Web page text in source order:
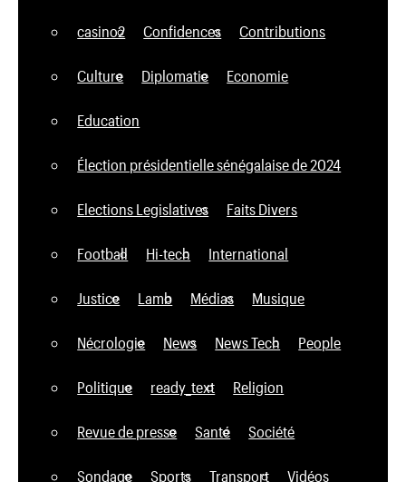
casino2 Confidences Contributions
Culture Diplomatie Economie
Education
Élection présidentielle sénégalaise de 2024
Elections Legislatives Faits Divers
Football Hi-tech International
Justice Lamb Médias Musique
Nécrologie News News Tech People
Politique ready_text Religion
Revue de presse Santé Société
Sondage Sports Transport Vidéos